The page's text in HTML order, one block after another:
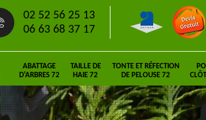
02 52 56 25 13
06 63 68 37 17
ABATTAGE
D'ARBRES 72
TAILLE DE
HAIE 72
TONTE ET RÉFECTION
DE PELOUSE 72